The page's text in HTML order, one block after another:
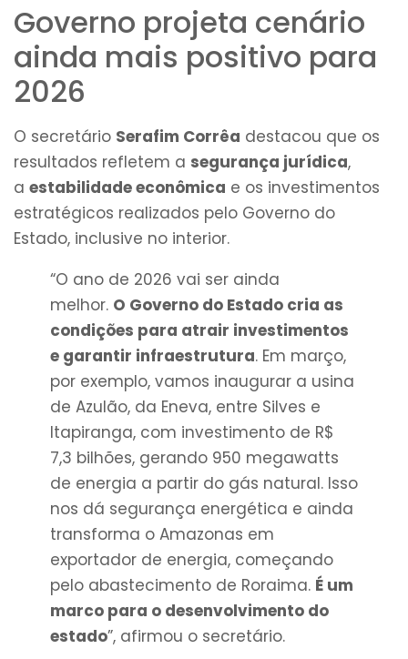
Governo projeta cenário
ainda mais positivo para
2026
O secretário Serafim Corrêa destacou que os
resultados refletem a segurança jurídica,
a estabilidade econômica e os investimentos
estratégicos realizados pelo Governo do
Estado, inclusive no interior.
“O ano de 2026 vai ser ainda
melhor. O Governo do Estado cria as
condições para atrair investimentos
e garantir infraestrutura. Em março,
por exemplo, vamos inaugurar a usina
de Azulão, da Eneva, entre Silves e
Itapiranga, com investimento de R$
7,3 bilhões, gerando 950 megawatts
de energia a partir do gás natural. Isso
nos dá segurança energética e ainda
transforma o Amazonas em
exportador de energia, começando
pelo abastecimento de Roraima. É um
marco para o desenvolvimento do
estado”, afirmou o secretário.